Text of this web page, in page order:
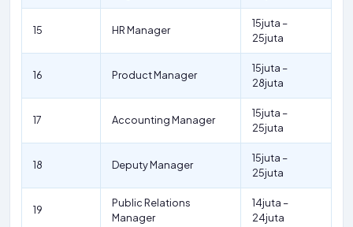
15 HR Manager
15juta –
25juta
16 Product Manager
15juta –
28juta
17 Accounting Manager
15juta –
25juta
18 Deputy Manager
15juta –
25juta
19
Public Relations
Manager
14juta –
24juta